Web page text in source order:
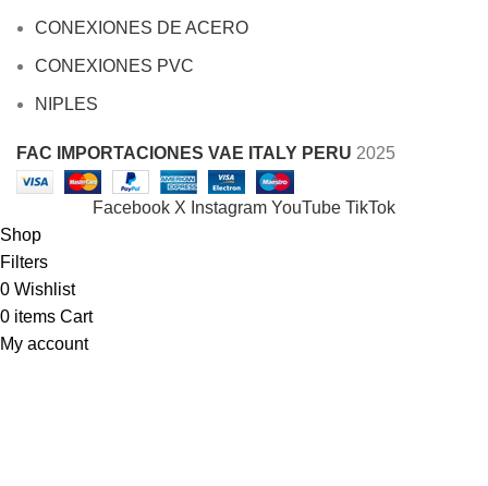
CONEXIONES DE ACERO
CONEXIONES PVC
NIPLES
FAC IMPORTACIONES VAE ITALY PERU 2025
Facebook X Instagram YouTube TikTok
Shop
Filters
0 Wishlist
0 items Cart
My account